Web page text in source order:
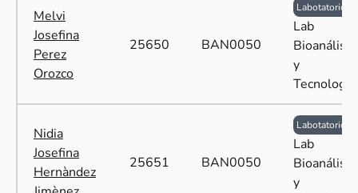
Melvi
Josefina
Perez
Orozco
25650 BAN0050
Labotatorio
Lab
Bioanálisis
y
Tecnología
Nidia
Josefina
Hernàndez
25651 BAN0050
Labotatorio
Lab
Bioanálisis
y